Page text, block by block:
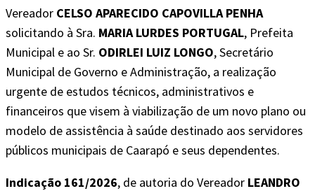
Vereador CELSO APARECIDO CAPOVILLA PENHA
solicitando à Sra. MARIA LURDES PORTUGAL, Prefeita
Municipal e ao Sr. ODIRLEI LUIZ LONGO, Secretário
Municipal de Governo e Administração, a realização
urgente de estudos técnicos, administrativos e
financeiros que visem à viabilização de um novo plano ou
modelo de assistência à saúde destinado aos servidores
públicos municipais de Caarapó e seus dependentes.
Indicação 161/2026, de autoria do Vereador LEANDRO